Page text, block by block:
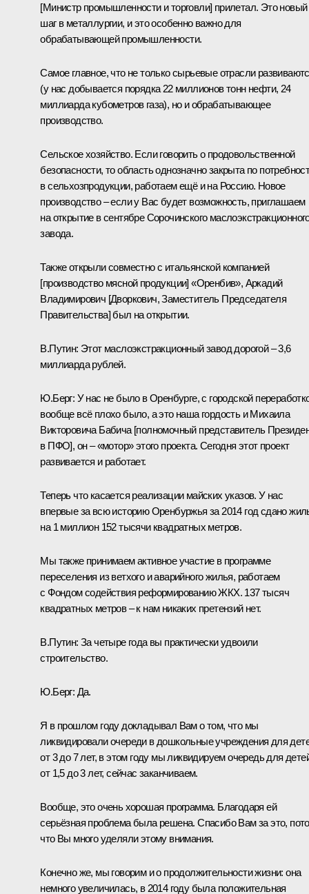
[Министр промышленности и торговли] прилетал. Это новый
шаг в металлургии, и это особенно важно для
обрабатывающей промышленности.
Самое главное, что не только сырьевые отрасли
(у нас добывается порядка 22 миллионов тонн нефти, 24
миллиарда кубометров газа), но и обрабатывающее
производство.
Сельское хозяйство. Если говорить о продовольственной
безопасности, то область однозначно закрыта по
в сельхозпродукции, работаем ещё и на Россию. Новое
производство – если у Вас будет возможность, приглашаем
на открытие в сентябре Сорочинского
завода.
Также открыли совместно с итальянской компанией
[производство мясной продукции] «Оренбив», Аркадий
Владимирович [Дворкович, Заместитель Председателя
Правительства] был на открытии.
В.Путин: Этот маслоэкстракционный завод дорогой – 3,6
миллиарда рублей.
Ю.Берг: У нас не было в Оренбурге, с городской
вообще всё плохо было, а это наша гордость и Михаила
Викторовича Бабича[полномочный представитель
в ПФО], он – «мотор» этого проекта. Сегодня этот проект
развивается и работает.
Теперь что касается реализации майских указов. У нас
впервые за всю историю Оренбуржья за 2014 год сдано
на 1 миллион 152 тысячи квадратных метров.
Мы также принимаем активное участие в программе
переселения из ветхого и аварийного жилья, работаем
с Фондом содействия реформированию ЖКХ. 137 тысяч
квадратных метров – к нам никаких претензий нет.
В.Путин: За четыре года вы практически удвоили
строительство.
Ю.Берг: Да.
Я в прошлом году докладывал Вам о том, что мы
ликвидировали очереди в дошкольные учреждения для
от 3 до 7 лет, в этом году мы ликвидируем очередь для
от 1,5 до 3 лет, сейчас заканчиваем.
Вообще, это очень хорошая программа. Благодаря ей
серьёзная проблема была решена. Спасибо Вам за это,
что Вы много уделяли этому внимания.
Конечно же, мы говорим и о продолжительности жизни: она
немного увеличилась, в 2014 году была положительная